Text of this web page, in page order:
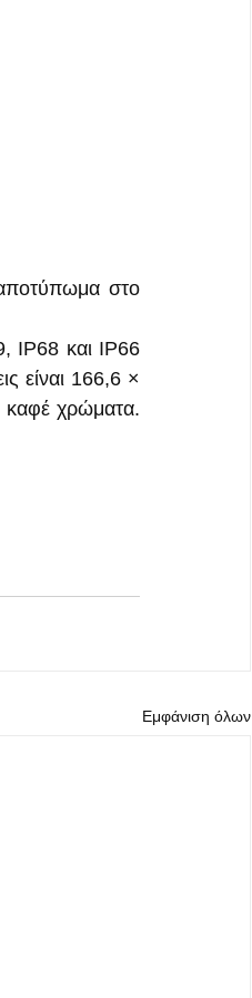
στο
IP68 και IP66
είναι 166,6 ×
καφέ χρώματα.
Εμφάνιση όλων